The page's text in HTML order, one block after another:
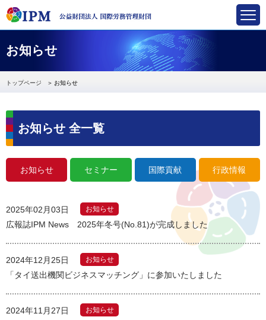
お知らせ
トップページ お知らせ
お知らせ 全一覧
お知らせ セミナー 国際貢献 行政情報
2025年02月03日 お知らせ
広報誌IPM News 2025年冬号(No.81)が完成しました
2024年12月25日 お知らせ
「タイ送出機関ビジネスマッチング」に参加いたしました
2024年11月27日 お知らせ